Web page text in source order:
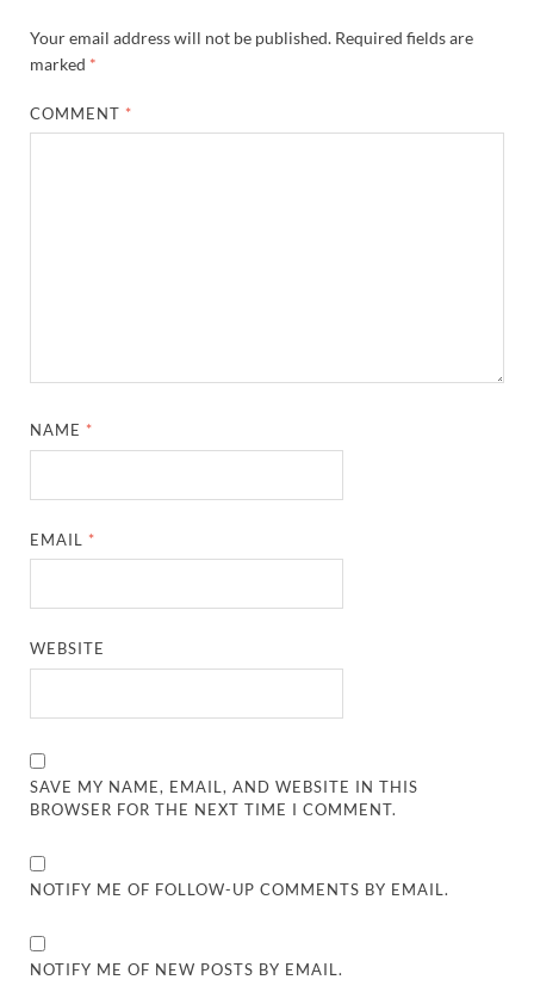
Your email address will not be published. Required fields are
marked *
COMMENT *
NAME *
EMAIL *
WEBSITE
SAVE MY NAME, EMAIL, AND WEBSITE IN THIS
BROWSER FOR THE NEXT TIME I COMMENT.
NOTIFY ME OF FOLLOW-UP COMMENTS BY EMAIL.
NOTIFY ME OF NEW POSTS BY EMAIL.